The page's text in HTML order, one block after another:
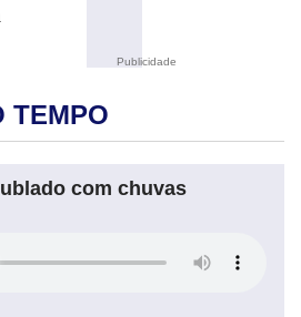
Publicidade
TEMPO
com chuvas